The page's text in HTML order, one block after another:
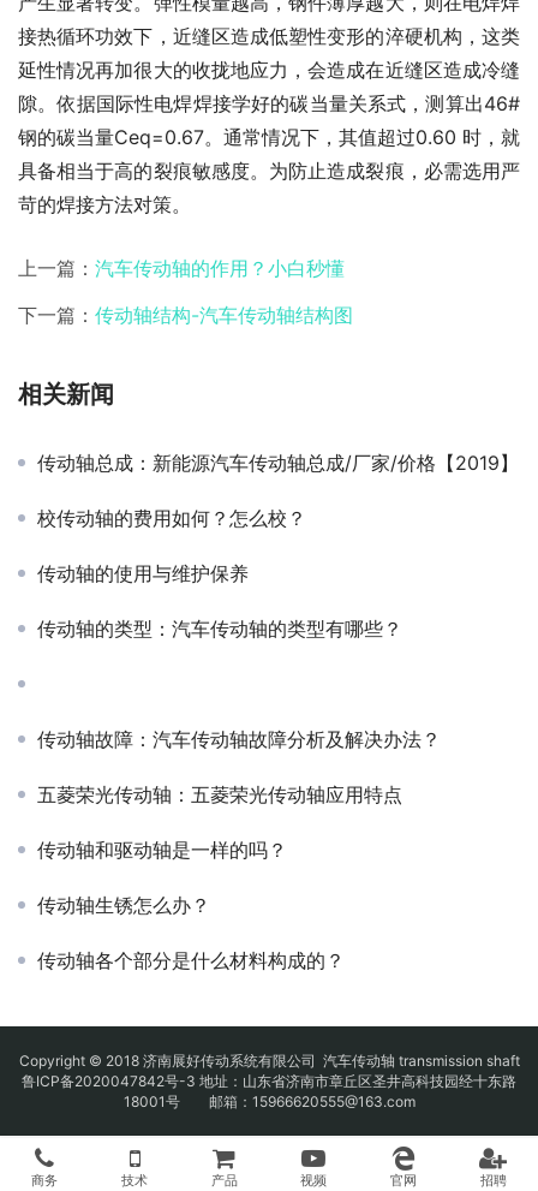
接热循环功效下，近缝区造成低塑性变形的淬硬机构，这类
延性情况再加很大的收拢地应力，会造成在近缝区造成冷缝
隙。依据国际性电焊焊接学好的碳当量关系式，测算出46#
钢的碳当量Ceq=0.67。通常情况下，其值超过0.60 时，就
具备相当于高的裂痕敏感度。为防止造成裂痕，必需选用严
苛的焊接方法对策。
上一篇： 汽车传动轴的作用？小白秒懂
下一篇： 传动轴结构-汽车传动轴结构图
相关新闻
传动轴总成：新能源汽车传动轴总成/厂家/价格【2019】
校传动轴的费用如何？怎么校？
传动轴的使用与维护保养
传动轴的类型：汽车传动轴的类型有哪些？
传动轴故障：汽车传动轴故障分析及解决办法？
五菱荣光传动轴：五菱荣光传动轴应用特点
传动轴和驱动轴是一样的吗？
传动轴生锈怎么办？
传动轴各个部分是什么材料构成的？
Copyright © 2018 济南展好传动系统有限公司 汽车传动轴 transmission shaft
鲁ICP备2020047842号-3 地址：山东省济南市章丘区圣井高科技园经十东路
18001号 邮箱：15966620555@163.com
商务 技术 产品 视频 官网 招聘